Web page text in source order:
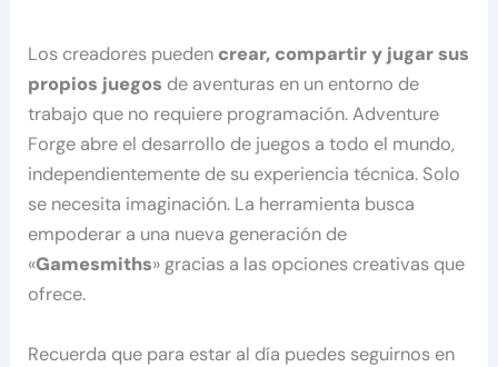
Los creadores pueden crear, compartir y jugar sus
propios juegos de aventuras en un entorno de
trabajo que no requiere programación. Adventure
Forge abre el desarrollo de juegos a todo el mundo,
independientemente de su experiencia técnica. Solo
se necesita imaginación. La herramienta busca
empoderar a una nueva generación de
«Gamesmiths» gracias a las opciones creativas que
ofrece.
Recuerda que para estar al día puedes seguirnos en